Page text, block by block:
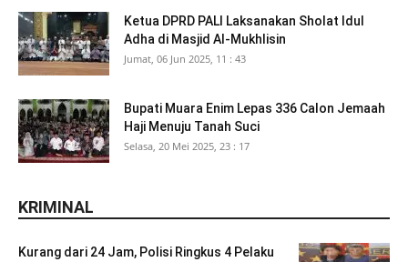
Ketua DPRD PALI Laksanakan Sholat Idul
Adha di Masjid Al-Mukhlisin
Jumat, 06 Jun 2025, 11 : 43
Bupati Muara Enim Lepas 336 Calon Jemaah
Haji Menuju Tanah Suci
Selasa, 20 Mei 2025, 23 : 17
KRIMINAL
Kurang dari 24 Jam, Polisi Ringkus 4 Pelaku